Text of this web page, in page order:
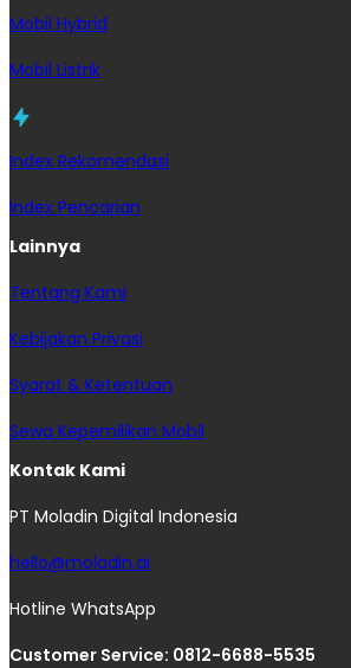
Mobil Hybrid
Mobil Listrik
Index Rekomendasi
Index Pencarian
Lainnya
Tentang Kami
Kebijakan Privasi
Syarat & Ketentuan
Sewa Kepemilikan Mobil
Kontak Kami
PT Moladin Digital Indonesia
hello@moladin.ai
Hotline WhatsApp
Customer Service: 0812-6688-5535